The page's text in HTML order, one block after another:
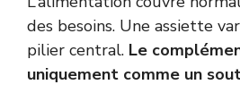
des besoins. Une assiette
pilier central. Le
uniquement comme un